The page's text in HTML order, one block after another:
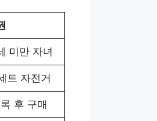
미만 자녀
트 자전거
후 구매